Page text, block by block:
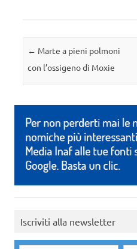
Navigazione articolo
← Marte a pieni polmoni
con l’ossigeno di Moxie
Iscriviti alla newsletter